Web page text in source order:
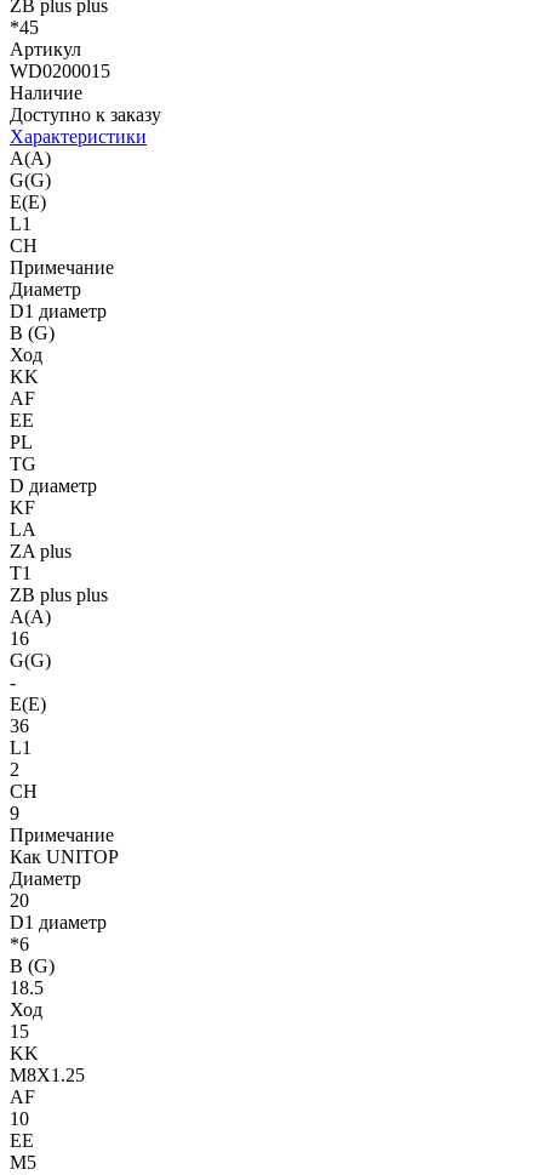
ZB plus plus
*45
Артикул
WD0200015
Наличие
Доступно к заказу
Характеристики
A(A)
G(G)
E(E)
L1
CH
Примечание
Диаметр
D1 диаметр
B (G)
Ход
KK
AF
EE
PL
TG
D диаметр
KF
LA
ZA plus
T1
ZB plus plus
A(A)
16
G(G)
-
E(E)
36
L1
2
CH
9
Примечание
Как UNITOP
Диаметр
20
D1 диаметр
*6
B (G)
18.5
Ход
15
KK
M8X1.25
AF
10
EE
M5